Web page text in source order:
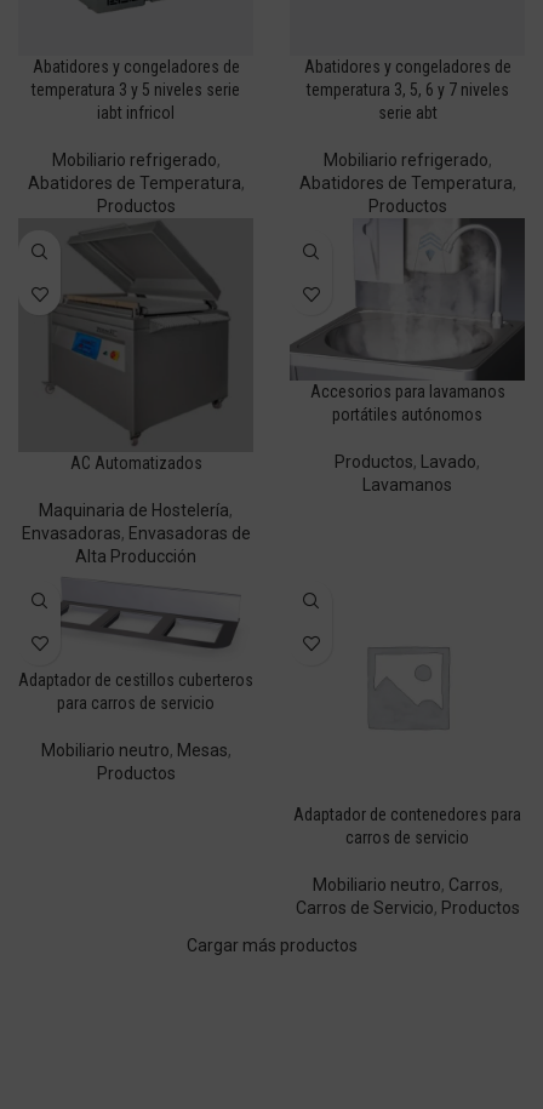
Abatidores y congeladores de
temperatura 3 y 5 niveles serie
iabt infricol
Mobiliario refrigerado,
Abatidores de Temperatura,
Productos
Abatidores y congeladores de
temperatura 3, 5, 6 y 7 niveles
serie abt
Mobiliario refrigerado,
Abatidores de Temperatura,
Productos
AC Automatizados
Maquinaria de Hostelería,
Envasadoras, Envasadoras de
Alta Producción
Accesorios para lavamanos
portátiles autónomos
Productos, Lavado,
Lavamanos
Adaptador de cestillos cuberteros
para carros de servicio
Mobiliario neutro, Mesas,
Productos
Adaptador de contenedores para
carros de servicio
Mobiliario neutro, Carros,
Carros de Servicio, Productos
Cargar más productos